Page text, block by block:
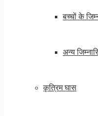
बच्चों के
अन्य
कृत्रिम घास